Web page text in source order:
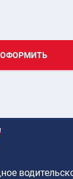
ОФОРМИТЬ